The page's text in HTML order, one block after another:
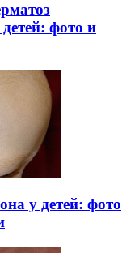
фото и
у детей: фото